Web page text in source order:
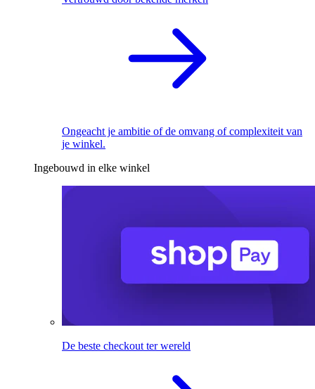
Ongeacht je ambitie of de omvang of complexiteit van
je winkel.
Ingebouwd in elke winkel
De beste checkout ter wereld